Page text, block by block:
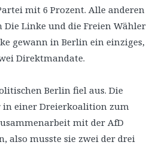
mit 6 Prozent. Alle anderen
Linke und die Freien Wähler
gewann in Berlin ein einziges,
Direktmandate.
Berlin fiel aus. Die
einer Dreierkoalition zum
mit der AfD
also musste sie zwei der drei